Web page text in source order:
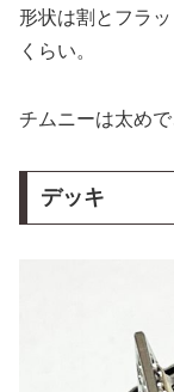
形状は割とフラ
くらい。
チムニーは太めで
デッキ